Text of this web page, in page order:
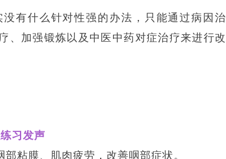
有什么针对性强的办法，只能通过病因治
、加强锻炼以及中医中药对症治疗来进行改
习发声
粘膜、肌肉疲劳，改善咽部症状。